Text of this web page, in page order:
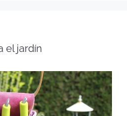
el jardín